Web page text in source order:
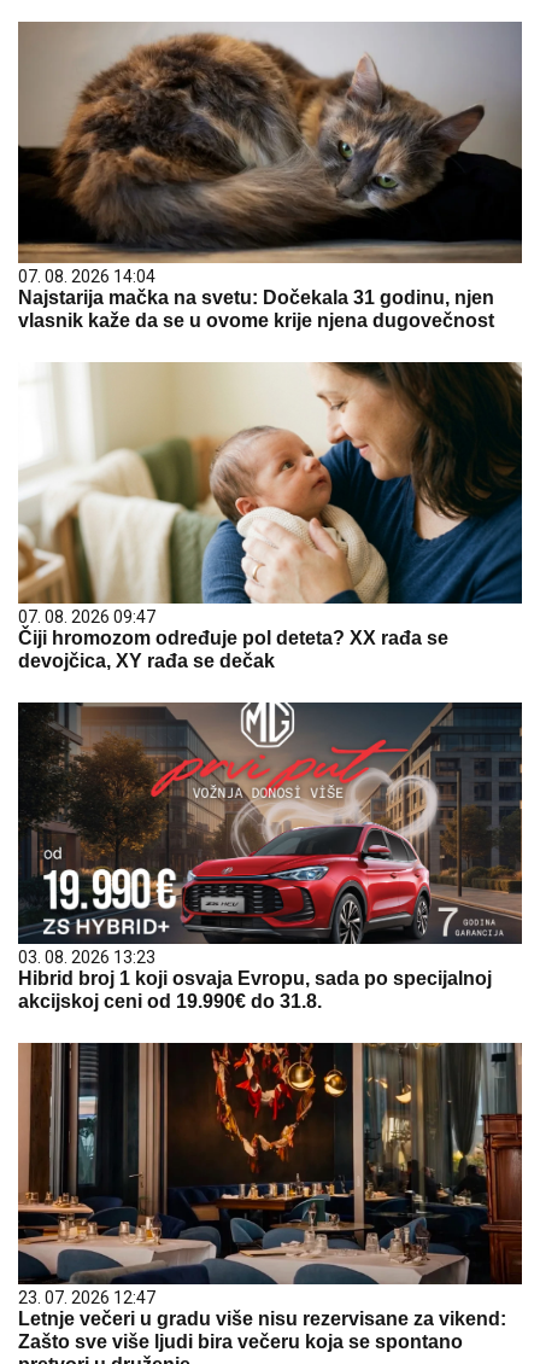
07. 08. 2026 14:04
Najstarija mačka na svetu: Dočekala 31 godinu, njen
vlasnik kaže da se u ovome krije njena dugovečnost
07. 08. 2026 09:47
Čiji hromozom određuje pol deteta? XX rađa se
devojčica, XY rađa se dečak
03. 08. 2026 13:23
Hibrid broj 1 koji osvaja Evropu, sada po specijalnoj
akcijskoj ceni od 19.990€ do 31.8.
23. 07. 2026 12:47
Letnje večeri u gradu više nisu rezervisane za vikend:
Zašto sve više ljudi bira večeru koja se spontano